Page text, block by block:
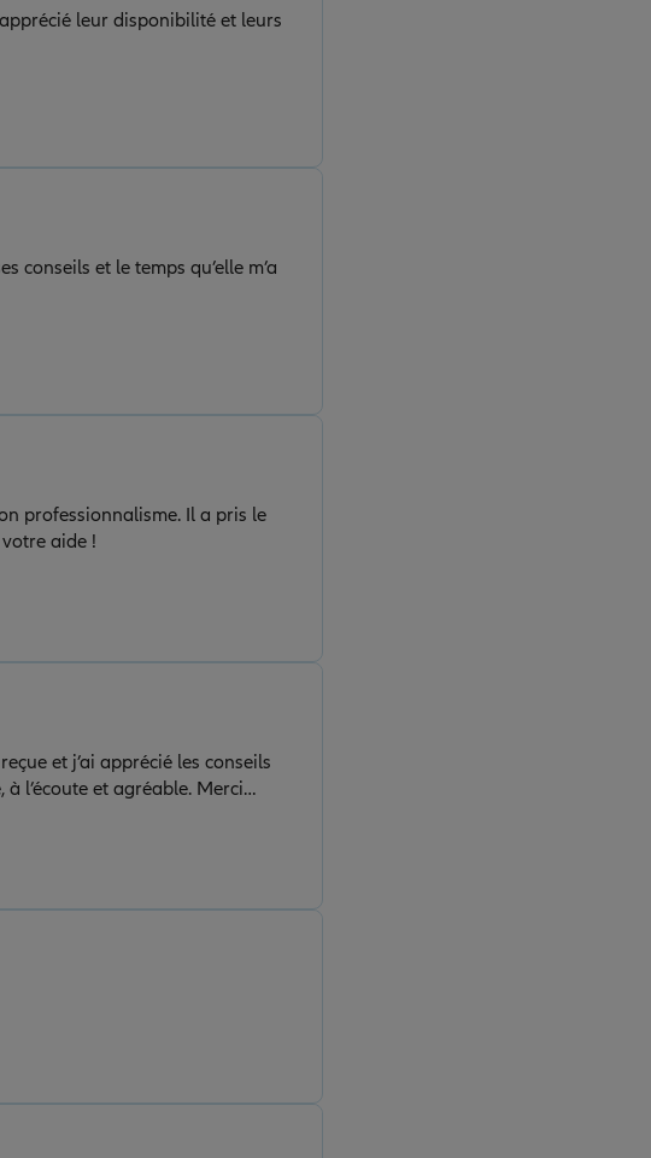
leur disponibilité et leurs
conseils et le temps qu’elle m’a
professionnalisme. Il a pris le
aide !
et j’ai apprécié les conseils
l’écoute et agréable. Merci